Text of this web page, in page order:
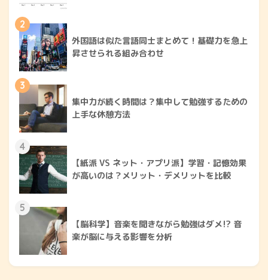
2
外国語は似た言語同士まとめて！基礎力を急上
昇させられる組み合わせ
3
集中力が続く時間は？集中して勉強するための
上手な休憩方法
4
【紙派 VS ネット・アプリ派】学習・記憶効果
が高いのは？メリット・デメリットを比較
5
【脳科学】音楽を聞きながら勉強はダメ!? 音
楽が脳に与える影響を分析